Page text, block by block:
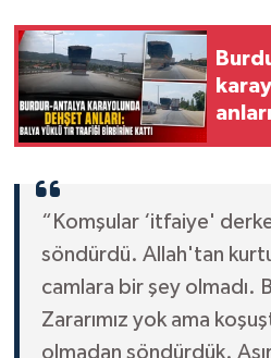
“Komşular ‘itfaiye'
söndürdü. Allah'tan
camlara bir şey olmadı.
Zararımız yok ama
olmadan söndürdük.